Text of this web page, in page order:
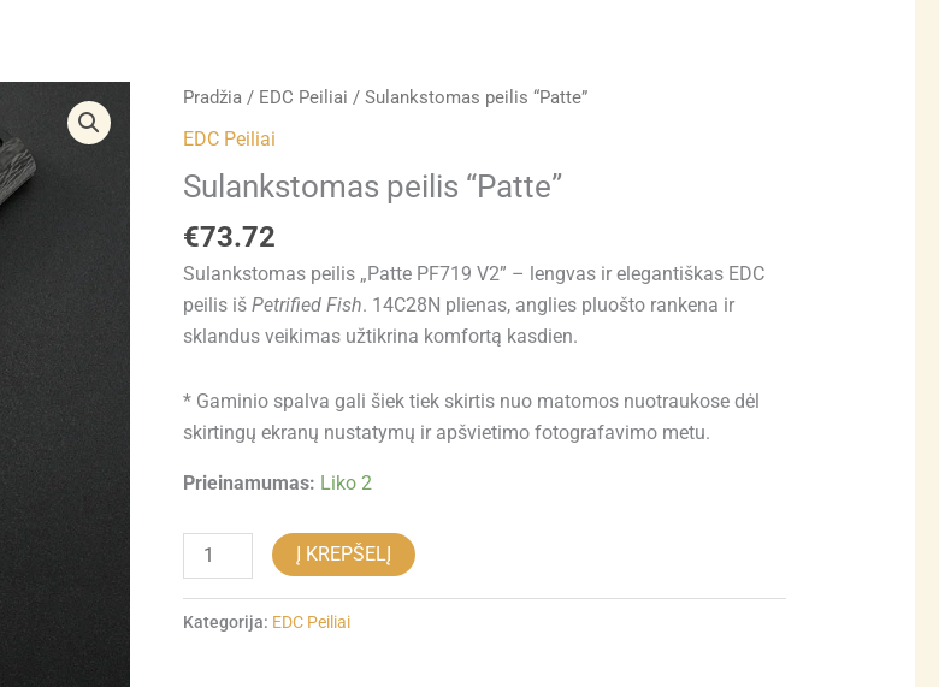
Pradžia / EDC Peiliai / Sulankstomas peilis “Patte”
EDC Peiliai
Sulankstomas peilis “Patte”
€73.72
Sulankstomas peilis „Patte PF719 V2” – lengvas ir elegantiškas EDC
peilis iš Petrified Fish. 14C28N plienas, anglies pluošto rankena ir
sklandus veikimas užtikrina komfortą kasdien.
* Gaminio spalva gali šiek tiek skirtis nuo matomos nuotraukose dėl
skirtingų ekranų nustatymų ir apšvietimo fotografavimo metu.
Prieinamumas: Liko 2
produkto
kiekis:
peilis
Į KREPŠELĮ
Kategorija: EDC Peiliai